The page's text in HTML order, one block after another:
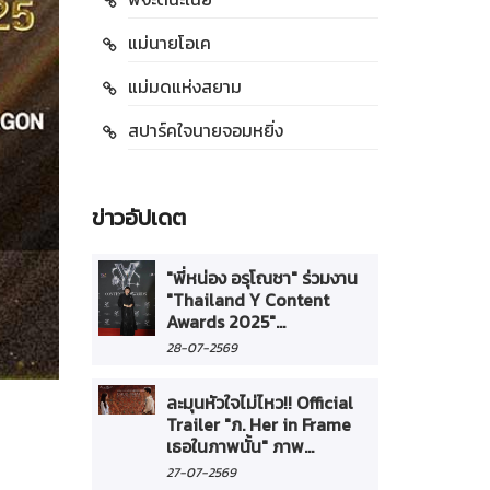
แม่นายโอเค
แม่มดแห่งสยาม
สปาร์คใจนายจอมหยิ่ง
ข่าวอัปเดต
"พี่หน่อง อรุโณชา" ร่วมงาน
"Thailand Y Content
Awards 2025"...
28-07-2569
ละมุนหัวใจไม่ไหว!! Official
Trailer "ภ. Her in Frame
เธอในภาพนั้น" ภาพ...
27-07-2569